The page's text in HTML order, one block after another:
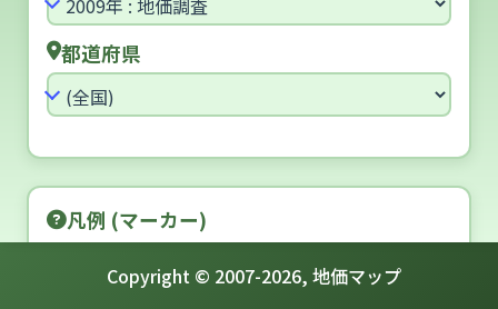
都道府県
凡例 (マーカー)
[住宅地] 5年連続 アップ
Copyright © 2007-2026, 地価マップ